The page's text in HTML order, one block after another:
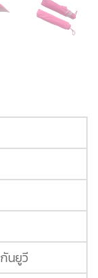
นยูวี